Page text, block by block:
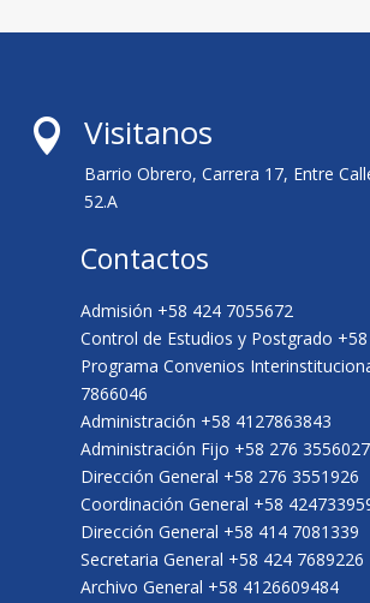
 Visitanos
Barrio Obrero, Carrera 17, Entre
52.A
Contactos
Admisión +58 424 7055672
Control de Estudios y Postgrado
Programa Convenios
7866046
Administración +58 4127863843
Administración Fijo +58 276 3556027
Dirección General +58 276 3551926
Coordinación General +58
Dirección General +58 414 7081339
Secretaria General +58 424 7689226
Archivo General +58 4126609484